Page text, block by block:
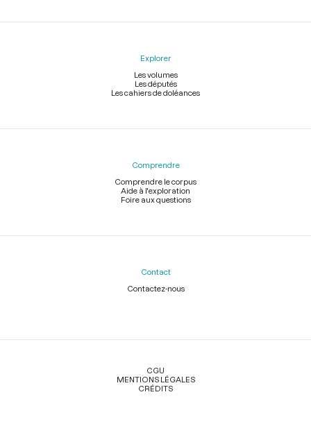
Explorer
Les volumes
Les députés
Les cahiers de doléances
Comprendre
Comprendre le corpus
Aide à l'exploration
Foire aux questions
Contact
Contactez-nous
Légal
CGU
MENTIONS LÉGALES
CRÉDITS